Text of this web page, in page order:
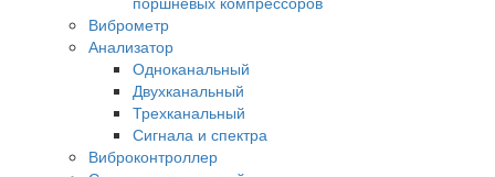
Виброметр
Анализатор
Одноканальный
Двухканальный
Трехканальный
Сигнала и спектра
Виброконтроллер